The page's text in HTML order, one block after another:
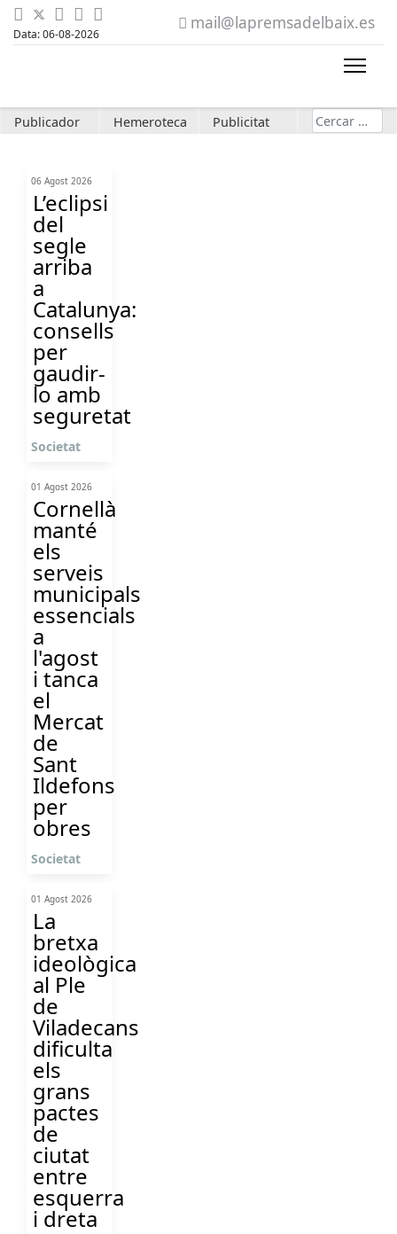
Data: 06-08-2026
mail@lapremsadelbaix.es
Publicador Hemeroteca Publicitat Cerca
06 Agost 2026
L’eclipsi
del
segle
arriba
a
Catalunya:
consells
per
gaudir-
lo amb
seguretat
Societat
01 Agost 2026
Cornellà
manté
els
serveis
municipals
essencials
a
l'agost
i tanca
el
Mercat
de
Sant
Ildefons
per
obres
Societat
01 Agost 2026
La
bretxa
ideològica
al Ple
de
Viladecans
dificulta
els
grans
pactes
de
ciutat
entre
esquerra
i dreta